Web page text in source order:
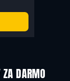
ZA DARMO